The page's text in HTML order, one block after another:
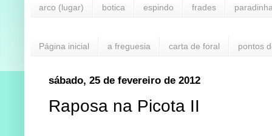
arco (lugar) botica espindo frades
Página inicial a freguesia carta de foral pontos
sábado, 25 de fevereiro de 2012
Raposa na Picota II